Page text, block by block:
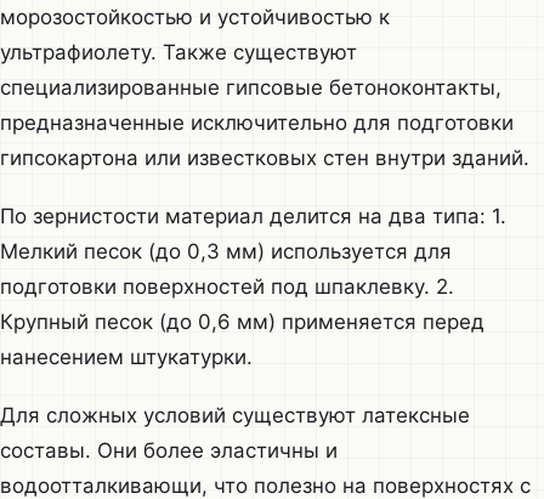
морозостойкостью и устойчивостью к
ультрафиолету. Также существуют
специализированные гипсовые бетоноконтакты,
предназначенные исключительно для подготовки
гипсокартона или известковых стен внутри зданий.
По зернистости материал делится на два типа: 1.
Мелкий песок (до 0,3 мм) используется для
подготовки поверхностей под шпаклевку. 2.
Крупный песок (до 0,6 мм) применяется перед
нанесением штукатурки.
Для сложных условий существуют латексные
составы. Они более эластичны и
водоотталкивающи, что полезно на поверхностях с